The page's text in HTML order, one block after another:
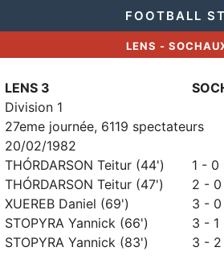
FOOTBALL
LENS -
LENS 3
Division 1
27eme journée, 6119 spectateurs
20/02/1982
THÓRDARSON Teitur (44')
1 - 0
THÓRDARSON Teitur (47')
2 - 0
XUEREB Daniel (69')
3 - 0
STOPYRA Yannick (66')
3 - 1
STOPYRA Yannick (83')
3 - 2